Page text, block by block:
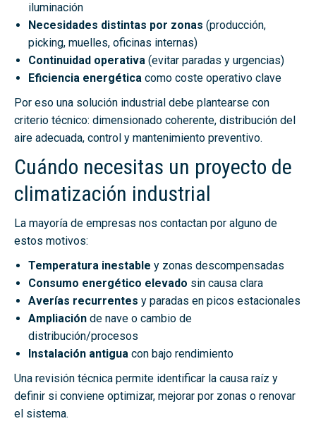
iluminación
Necesidades distintas por zonas (producción,
picking, muelles, oficinas internas)
Continuidad operativa (evitar paradas y urgencias)
Eficiencia energética como coste operativo clave
Por eso una solución industrial debe plantearse con
criterio técnico: dimensionado coherente, distribución del
aire adecuada, control y mantenimiento preventivo.
Cuándo necesitas un proyecto de
climatización industrial
La mayoría de empresas nos contactan por alguno de
estos motivos:
Temperatura inestable y zonas descompensadas
Consumo energético elevado sin causa clara
Averías recurrentes y paradas en picos estacionales
Ampliación de nave o cambio de
distribución/procesos
Instalación antigua con bajo rendimiento
Una revisión técnica permite identificar la causa raíz y
definir si conviene optimizar, mejorar por zonas o renovar
el sistema.